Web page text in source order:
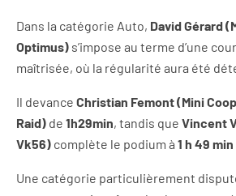
Dans la catégorie Auto, David Gérard
Optimus) s’impose au terme d’une
maîtrisée, où la régularité aura été
Il devance Christian Femont (Mini
Raid) de 1h29min, tandis que Vincent
Vk56) complète le podium à 1 h 49
Une catégorie particulièrement